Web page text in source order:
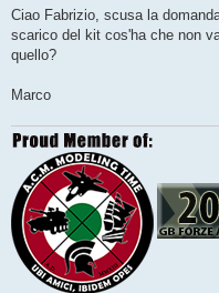
s
a
g
o
Ciao Fabrizio, scusa la
scarico del kit cos'ha che non
quello?
Marco